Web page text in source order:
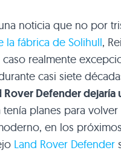
noticia que no por
la fábrica de Solihull,
realmente
casi siete
Defender
tenía planes para
en los
Land Rover Defender